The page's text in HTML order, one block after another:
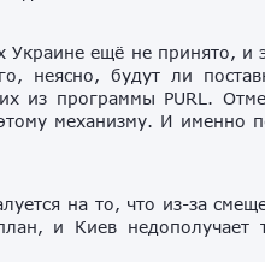
ещё не принято, и
неясно, будут ли
из программы PURL.
механизму. И именно
на то, что из-за
и Киев недополучает